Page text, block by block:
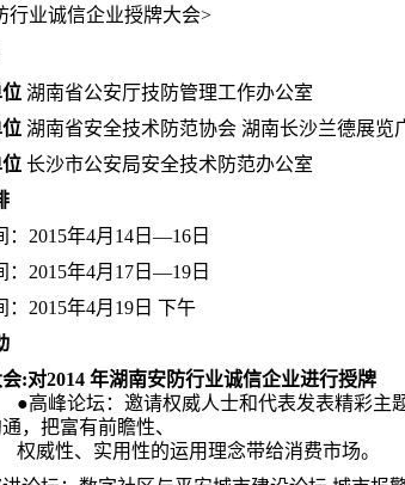
行业诚信企业授牌大会>
湖南省公安厅技防管理工作办公室
湖南省安全技术防范协会 湖南长沙兰德展览
长沙市公安局安全技术防范办公室
：2015年4月14日—16日
：2015年4月17日—19日
：2015年4月19日 下午
:对2014 年湖南安防行业诚信企业进行授牌
●高峰论坛：邀请权威人士和代表发表精彩主
，把富有前瞻性、
权威性、实用性的运用理念带给消费市场。